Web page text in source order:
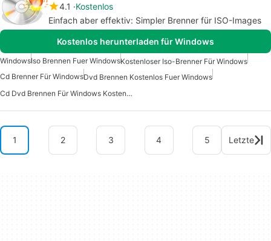
4.1
Kostenlos
Einfach aber effektiv: Simpler Brenner für ISO-Images
Kostenlos herunterladen für Windows
WindowsIso Brennen Fuer WindowsKostenloser Iso-Brenner Für Windows
Cd Brenner Für WindowsDvd Brennen Kostenlos Fuer Windows
Cd Dvd Brennen Für Windows Kostenlos
1 2 3 4 5 Letzte